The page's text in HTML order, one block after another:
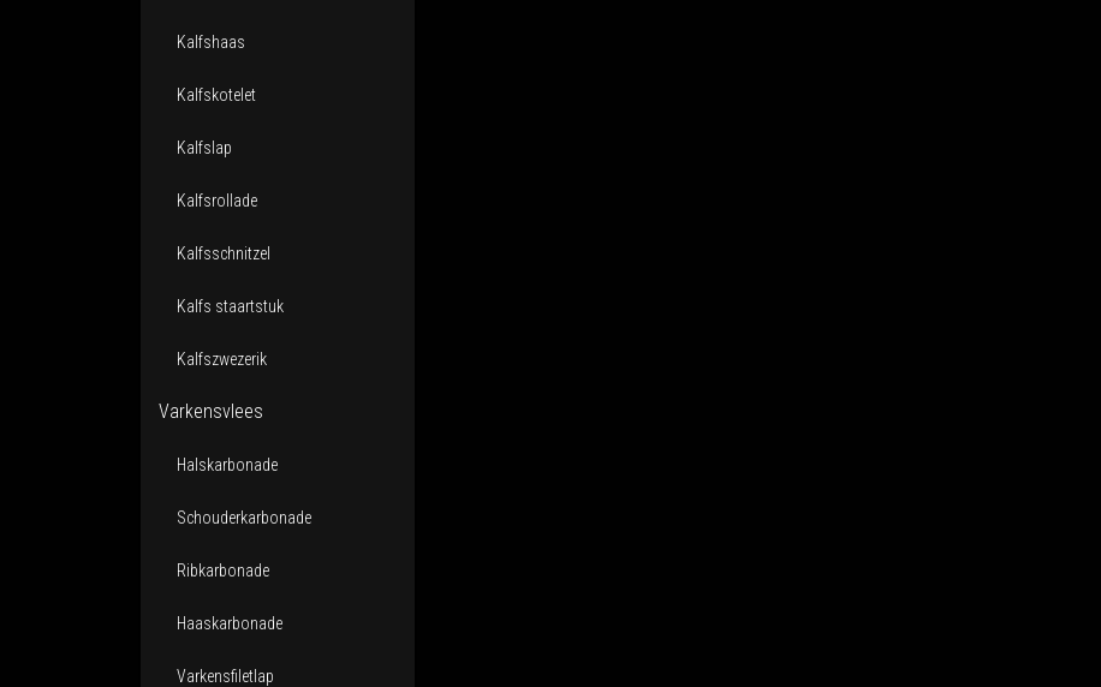
Kalfshaas
Kalfskotelet
Kalfslap
Kalfsrollade
Kalfsschnitzel
Kalfs staartstuk
Kalfszwezerik
Varkensvlees
Halskarbonade
Schouderkarbonade
Ribkarbonade
Haaskarbonade
Varkensfiletlap